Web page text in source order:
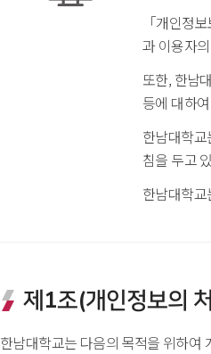
「개인정
과 이용자
또한, 한남
등에 대하
한남대학
침을 두고
한남대학
제1조(개인정보의
한남대학교는 다음의 목적을 위하여